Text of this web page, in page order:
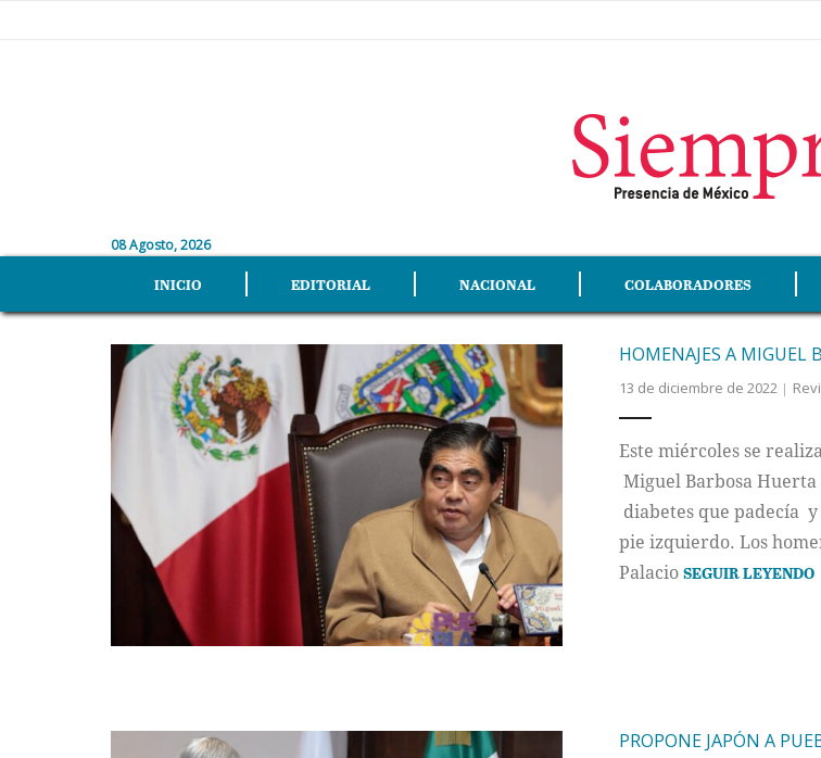
08 Agosto, 2026
INICIO EDITORIAL NACIONAL COLABORADORES
HOMENAJES A MIGUEL
13 de diciembre de 2022
Este miércoles se
Miguel Barbosa
diabetes que padecía
pie izquierdo. Los
PalacioSEGUIR LEYENDO
PROPONE JAPÓN A